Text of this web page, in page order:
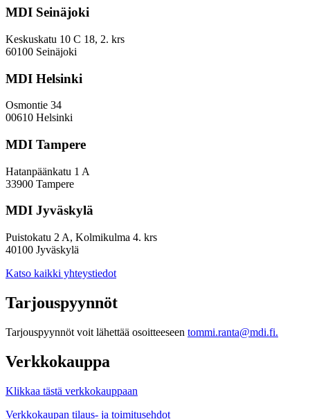
MDI Seinäjoki
Keskuskatu 10 C 18, 2. krs
60100 Seinäjoki
MDI Helsinki
Osmontie 34
00610 Helsinki
MDI Tampere
Hatanpäänkatu 1 A
33900 Tampere
MDI Jyväskylä
Puistokatu 2 A, Kolmikulma 4. krs
40100 Jyväskylä
Katso kaikki yhteystiedot
Tarjouspyynnöt
Tarjouspyynnöt voit lähettää osoitteeseen tommi.ranta@mdi.fi.
Verkkokauppa
Klikkaa tästä verkkokauppaan
Verkkokaupan tilaus- ja toimitusehdot